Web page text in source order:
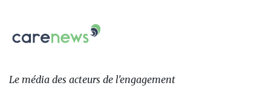
sur:
Le
des
Le média des acteurs de l'engagement